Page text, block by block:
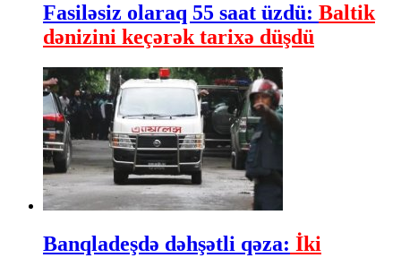
Fasiləsiz olaraq 55 saat üzdü: Baltik
dənizini keçərək tarixə düşdü
Banqladeşdə dəhşətli qəza: İki